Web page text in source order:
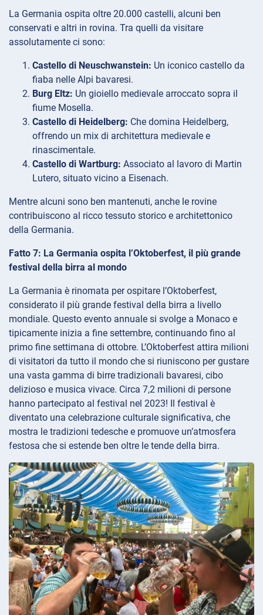
La Germania ospita oltre 20.000 castelli, alcuni ben
conservati e altri in rovina. Tra quelli da visitare
assolutamente ci sono:
Castello di Neuschwanstein: Un iconico castello da
fiaba nelle Alpi bavaresi.
Burg Eltz: Un gioiello medievale arroccato sopra il
fiume Mosella.
Castello di Heidelberg: Che domina Heidelberg,
offrendo un mix di architettura medievale e
rinascimentale.
Castello di Wartburg: Associato al lavoro di Martin
Lutero, situato vicino a Eisenach.
Mentre alcuni sono ben mantenuti, anche le rovine
contribuiscono al ricco tessuto storico e architettonico
della Germania.
Fatto 7: La Germania ospita l’Oktoberfest, il più grande
festival della birra al mondo
La Germania è rinomata per ospitare l’Oktoberfest,
considerato il più grande festival della birra a livello
mondiale. Questo evento annuale si svolge a Monaco e
tipicamente inizia a fine settembre, continuando fino al
primo fine settimana di ottobre. L’Oktoberfest attira milioni
di visitatori da tutto il mondo che si riuniscono per gustare
una vasta gamma di birre tradizionali bavaresi, cibo
delizioso e musica vivace. Circa 7,2 milioni di persone
hanno partecipato al festival nel 2023! Il festival è
diventato una celebrazione culturale significativa, che
mostra le tradizioni tedesche e promuove un’atmosfera
festosa che si estende ben oltre le tende della birra.